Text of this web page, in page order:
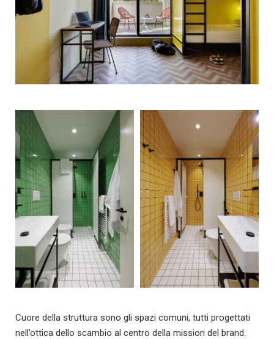
Cuore della struttura sono gli spazi comuni, tutti progettati
nell’ottica dello scambio al centro della mission del brand.